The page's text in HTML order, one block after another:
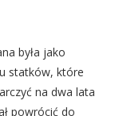
była jako
statków, które
na dwa lata
powrócić do